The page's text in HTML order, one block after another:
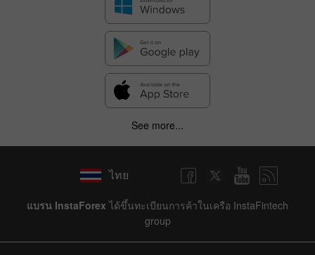
See more...
ไทย
แบรน InstaForex ได้ขึ้นทะเบียนการค้าในเครือ InstaFintech
group